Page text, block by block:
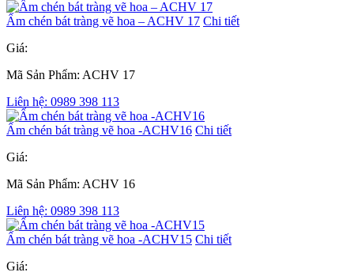
Ấm chén bát tràng vẽ hoa – ACHV 17 Chi tiết
Giá:
Mã Sản Phẩm: ACHV 17
Liên hệ: 0989 398 113
Ấm chén bát tràng vẽ hoa -ACHV16 Chi tiết
Giá:
Mã Sản Phẩm: ACHV 16
Liên hệ: 0989 398 113
Ấm chén bát tràng vẽ hoa -ACHV15 Chi tiết
Giá: